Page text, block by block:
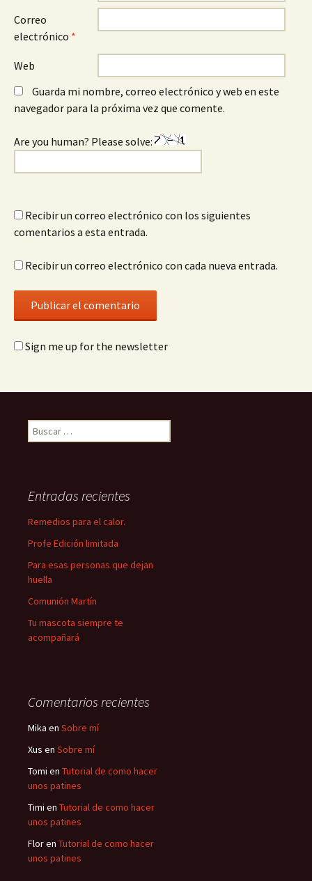
Correo
electrónico *
Web
Guarda mi nombre, correo electrónico y web en este
navegador para la próxima vez que comente.
Are you human? Please solve:
Recibir un correo electrónico con los siguientes
comentarios a esta entrada.
Recibir un correo electrónico con cada nueva entrada.
Sign me up for the newsletter
Buscar:
Entradas recientes
Remedios para el calor.
Profe Edición limitada
Para esas personas que dejan
huella
Comunión Martín
Tu mascota siempre te
acompañará
Comentarios recientes
Mika en Sobre mí
Xus en Sobre mí
Tomi en Tutorial de como hacer
unos patines
Timi en Tutorial de como hacer
unos patines
Floren Tutorial de como hacer
unos patines